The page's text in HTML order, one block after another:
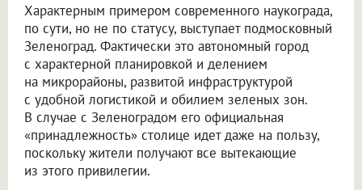
Характерным примером современного наукограда,
по сути, но не по статусу, выступает подмосковный
Зеленоград. Фактически это автономный город
с характерной планировкой и делением
на микрорайоны, развитой инфраструктурой
с удобной логистикой и обилием зеленых зон.
В случае с Зеленоградом его официальная
«принадлежность» столице идет даже на пользу,
поскольку жители получают все вытекающие
из этого привилегии.